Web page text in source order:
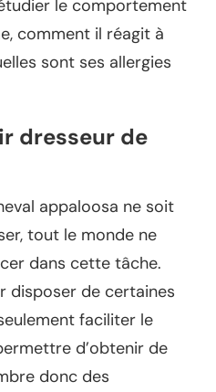
le comportement
comment il réagit à
sont ses allergies
dresseur de
appaloosa ne soit
tout le monde ne
dans cette tâche.
disposer de certaines
faciliter le
d’obtenir de
donc des